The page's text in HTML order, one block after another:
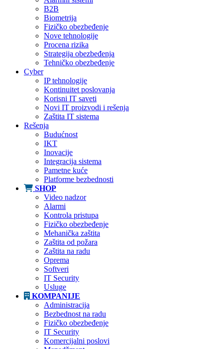
B2B
Biometrija
Fizičko obezbeđenje
Nove tehnologije
Procena rizika
Strategija obezbeđenja
Tehničko obezbeđenje
Cyber
IP tehnologije
Kontinuitet poslovanja
Korisni IT saveti
Novi IT proizvodi i rešenja
Zaštita IT sistema
Rešenja
Budućnost
IKT
Inovacije
Integracija sistema
Pametne kuće
Platforme bezbednosti
SHOP
Video nadzor
Alarmi
Kontrola pristupa
Fizičko obezbeđenje
Mehanička zaštita
Zaštita od požara
Zaštita na radu
Oprema
Softveri
IT Security
Usluge
KOMPANIJE
Administracija
Bezbednost na radu
Fizičko obezbeđenje
IT Security
Komercijalni poslovi